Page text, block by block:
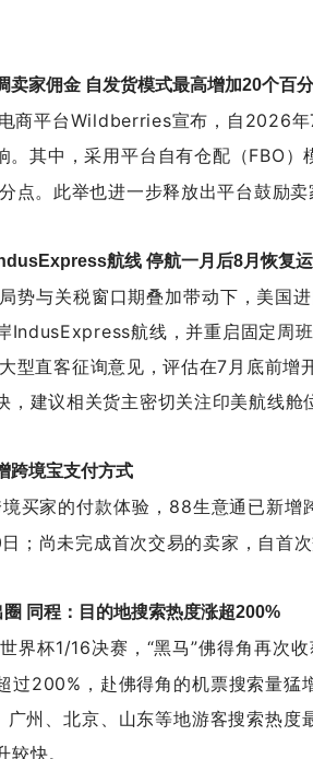
家佣金 自发货模式最高增加20个百
商平台Wildberries宣布，自2026
。其中，采用平台自有仓配（FBO
点。此举也进一步释放出平台鼓励
航线 停航一月后8月恢复
势与关税窗口期叠加带动下，美国
IndusExpress航线，并重启固定周
型直客征询意见，评估在7月底前
，建议相关货主密切关注印美航线舱
跨境宝支付方式
买家的付款体验，88生意通已新增
；尚未完成首次交易的卖家，自首
同程：目的地搜索热度涨超200%
界杯1/16决赛，“黑马”佛得角再次
过200%，赴佛得角的机票搜索量
州、北京、山东等地游客搜索热
快。